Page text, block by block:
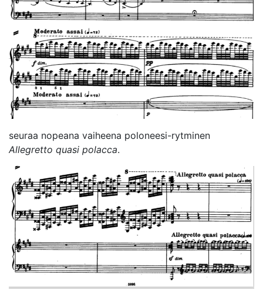
seuraa nopeana vaiheena poloneesi-rytminen
Allegretto quasi polacca.